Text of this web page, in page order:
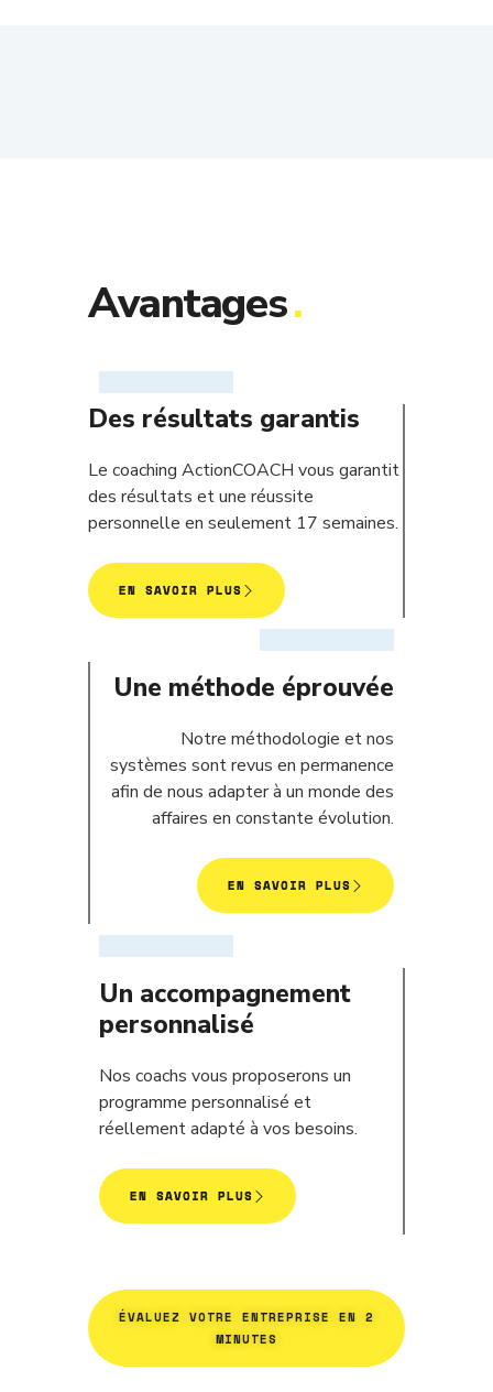
Avantages.
Des résultats garantis
Le coaching ActionCOACH vous garantit
des résultats et une réussite
personnelle en seulement 17 semaines.
EN SAVOIR PLUS
Une méthode éprouvée
Notre méthodologie et nos
systèmes sont revus en permanence
afin de nous adapter à un monde des
affaires en constante évolution.
EN SAVOIR PLUS
Un accompagnement
personnalisé
Nos coachs vous proposerons un
programme personnalisé et
réellement adapté à vos besoins.
EN SAVOIR PLUS
ÉVALUEZ VOTRE ENTREPRISE EN 2
MINUTES